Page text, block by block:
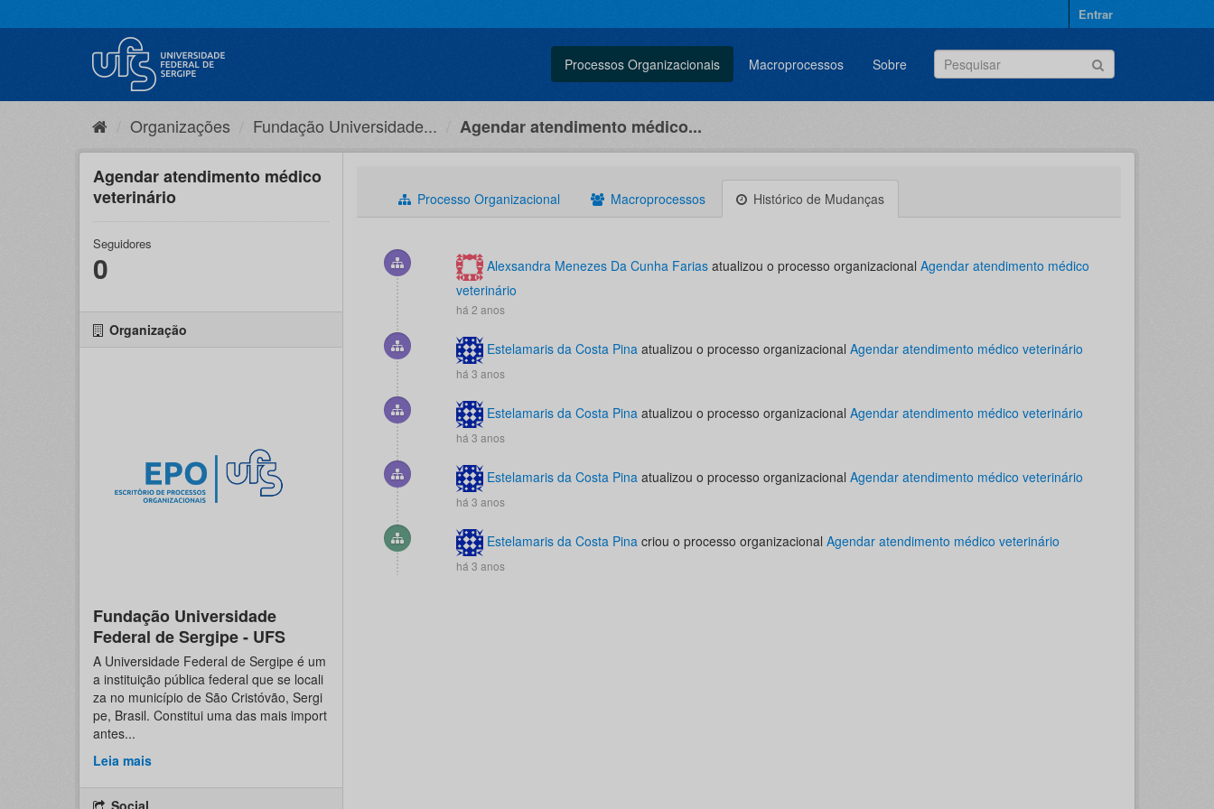
para
Entrar
Processos Organizacionais Macroprocessos Sobre
Organizações Fundação Universidade... Agendar atendimento médico...
Agendar atendimento médico
veterinário
Seguidores
0
Organização
Fundação Universidade
Federal de Sergipe - UFS
A Universidade Federal de Sergipe é um
a instituição pública federal que se locali
za no município de São Cristóvão, Sergi
pe, Brasil. Constitui uma das mais import
antes...
Leia mais
Processo Organizacional Macroprocessos Histórico de Mudanças
Alexsandra Menezes Da Cunha Farias atualizou o processo organizacional Agendar atendimento médico
veterinário
há 2 anos
Estelamaris da Costa Pina atualizou o processo organizacional Agendar atendimento médico veterinário
há 3 anos
Estelamaris da Costa Pina atualizou o processo organizacional Agendar atendimento médico veterinário
há 3 anos
Estelamaris da Costa Pina atualizou o processo organizacional Agendar atendimento médico veterinário
há 3 anos
Estelamaris da Costa Pina criou o processo organizacional Agendar atendimento médico veterinário
há 3 anos